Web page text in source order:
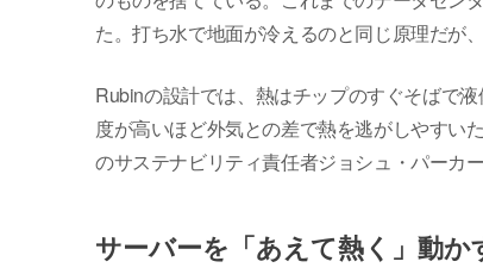
た。打ち水で地面が冷えるのと同じ原理だが
Rubinの設計では、熱はチップのすぐそばで
度が高いほど外気との差で熱を逃がしやすい
のサステナビリティ責任者ジョシュ・パーカ
サーバーを「あえて熱く」動か